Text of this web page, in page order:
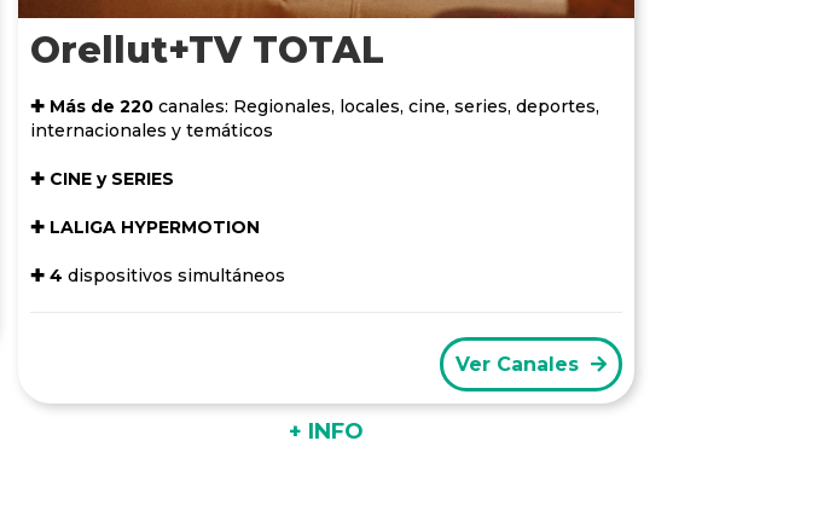
Orellut+TV TOTAL
✚ Más de 220 canales: Regionales, locales, cine, series, deportes,
internacionales y temáticos
✚ CINE y SERIES
✚ LALIGA HYPERMOTION
✚ 4 dispositivos simultáneos
Ver Canales
+ INFO